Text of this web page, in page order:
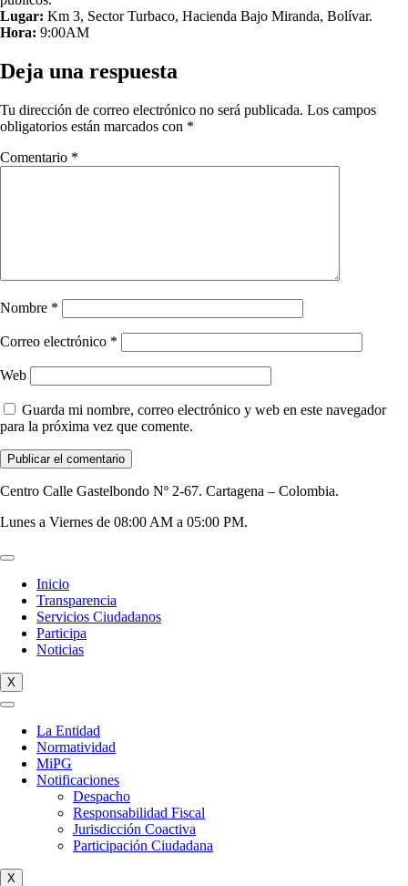
Lugar: Km 3, Sector Turbaco, Hacienda Bajo Miranda, Bolívar.
Hora: 9:00AM
Deja una respuesta
Tu dirección de correo electrónico no será publicada. Los campos
obligatorios están marcados con *
Comentario *
Nombre *
Correo electrónico *
Web
Guarda mi nombre, correo electrónico y web en este navegador
para la próxima vez que comente.
Centro Calle Gastelbondo Nº 2-67. Cartagena – Colombia.
Lunes a Viernes de 08:00 AM a 05:00 PM.
Inicio
Transparencia
Servicios Ciudadanos
Participa
Noticias
X
La Entidad
Normatividad
MiPG
Notificaciones
Despacho
Responsabilidad Fiscal
Jurisdicción Coactiva
Participación Ciudadana
X